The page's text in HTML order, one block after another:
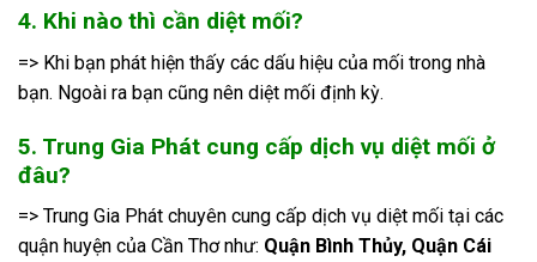
4. Khi nào thì cần diệt mối?
=> Khi bạn phát hiện thấy các dấu hiệu của mối trong nhà
bạn. Ngoài ra bạn cũng nên diệt mối định kỳ.
5. Trung Gia Phát cung cấp dịch vụ diệt mối ở
đâu?
=> Trung Gia Phát chuyên cung cấp dịch vụ diệt mối tại các
quận huyện của Cần Thơ như: Quận Bình Thủy, Quận Cái